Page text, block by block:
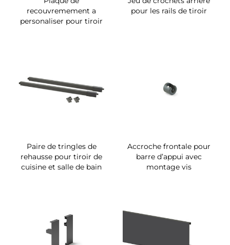
recouvremement a
personaliser pour tiroir
pour les rails de tiroir
Paire de tringles de
rehausse pour tiroir de
cuisine et salle de bain
Accroche frontale pour
barre d’appui avec
montage vis